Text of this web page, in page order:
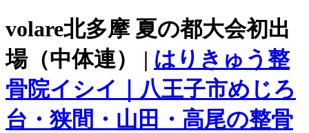
volare北多摩 夏の都大会初出
場（中体連） | はりきゅう整
骨院イシイ｜八王子市めじろ
台・狭間・山田・高尾の整骨